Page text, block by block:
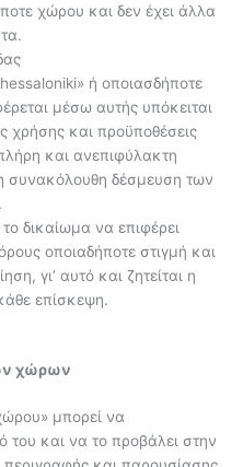
χώρου και δεν έχει άλλα
ή οποιασδήποτε
μέσω αυτής υπόκειται
χρήσης και προϋποθέσεις
και ανεπιφύλακτη
συνακόλουθη δέσμευση των
το δικαίωμα να επιφέρει
οποιαδήποτε στιγμή και
γι’ αυτό και ζητείται η
επίσκεψη.
χώρων
μπορεί να
του και να το προβάλει στην